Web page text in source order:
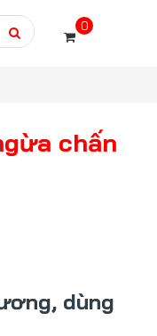
0
chấn
dùng